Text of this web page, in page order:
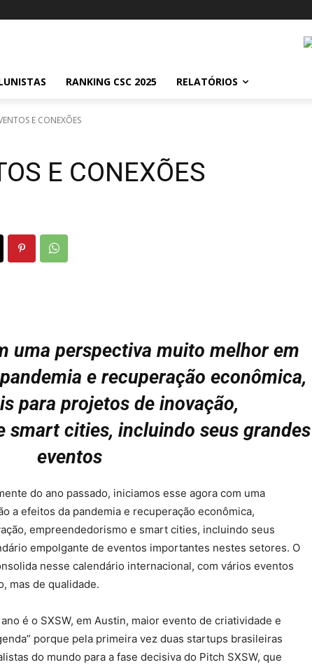
RANKING CSC 2025 RELATÓRIOS
E CONEXÕES
E CONEXÕES
uma perspectiva muito melhor em
e recuperação econômica,
para projetos de inovação,
smart cities, incluindo seus grandes
eventos
do ano passado, iniciamos esse agora com uma
a efeitos da pandemia e recuperação econômica,
empreendedorismo e smart cities, incluindo seus
empolgante de eventos importantes nestes setores. O
nesse calendário internacional, com vários eventos
mas de qualidade.
é o SXSW, em Austin, maior evento de criatividade e
porque pela primeira vez duas startups brasileiras
do mundo para a fase decisiva do Pitch SXSW, que